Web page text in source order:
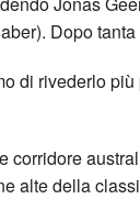
Dopo
di rivederlo
corridore
alte della